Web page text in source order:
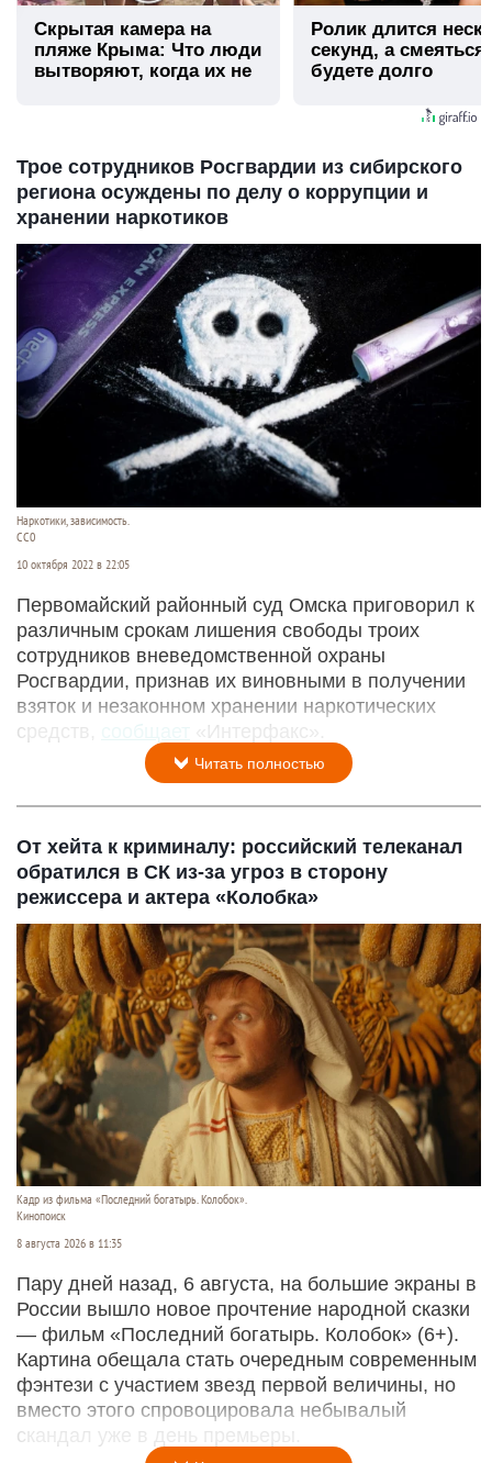
Скрытая камера на
пляже Крыма: Что люди
вытворяют, когда их не
Ролик длится
секунд, а
будете долго
Трое сотрудников Росгвардии из сибирского
региона осуждены по делу о коррупции и
хранении наркотиков
Наркотики, зависимость.
CC0
10 октября 2022 в 22:05
Первомайский районный суд Омска приговорил к
различным срокам лишения свободы троих
сотрудников вневедомственной охраны
Росгвардии, признав их виновными в получении
взяток и незаконном хранении наркотических
средств,
сообщает «Интерфакс».
Читать полностью
От хейта к криминалу: российский телеканал
обратился в СК из-за угроз в сторону
режиссера и актера «Колобка»
Кадр из фильма «Последний богатырь. Колобок».
Кинопоиск
8 августа 2026 в 11:35
Пару дней назад, 6 августа, на большие экраны в
России вышло новое прочтение народной сказки
— фильм «Последний богатырь. Колобок» (6+).
Картина обещала стать очередным современным
фэнтези с участием звезд первой величины, но
вместо этого спровоцировала небывалый
скандал уже в день премьеры.